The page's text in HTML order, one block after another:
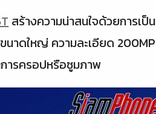
สร้างความน่าสนใจด้วยการเป็น
นาดใหญ่ ความละเอียด 200MP
ารครอปหรือซูมภาพ